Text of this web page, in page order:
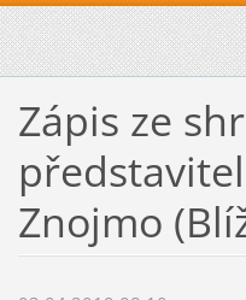
Zápis ze
Znojmo